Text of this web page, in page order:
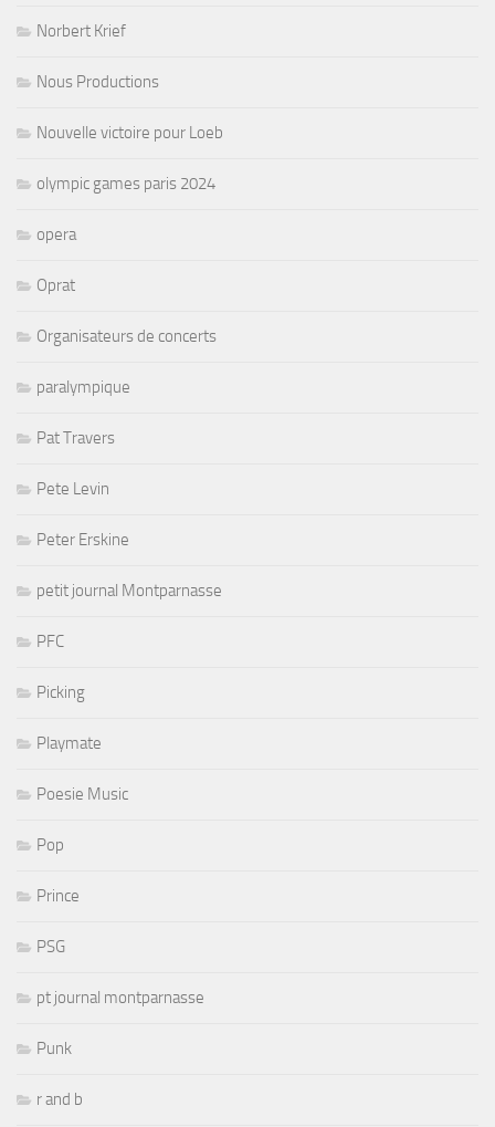
Norbert Krief
Nous Productions
Nouvelle victoire pour Loeb
olympic games paris 2024
opera
Oprat
Organisateurs de concerts
paralympique
Pat Travers
Pete Levin
Peter Erskine
petit journal Montparnasse
PFC
Picking
Playmate
Poesie Music
Pop
Prince
PSG
pt journal montparnasse
Punk
r and b